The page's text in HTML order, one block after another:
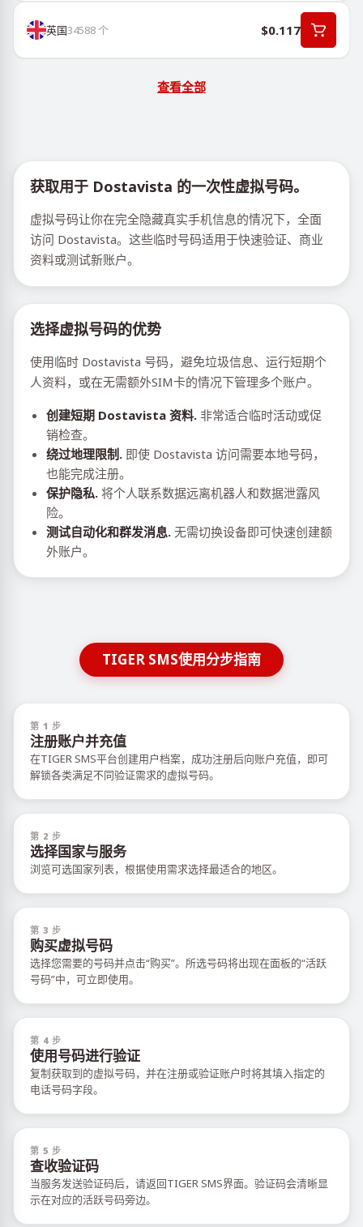
英国34588个 $0.117
查看全部
获取用于 Dostavista 的一次性虚拟号码。
虚拟号码让你在完全隐藏真实手机信息的情况下，全面
访问 Dostavista。这些临时号码适用于快速验证、商业
资料或测试新账户。
选择虚拟号码的优势
使用临时 Dostavista 号码，避免垃圾信息、运行短期个
人资料，或在无需额外SIM卡的情况下管理多个账户。
创建短期 Dostavista 资料. 非常适合临时活动或促
销检查。
绕过地理限制. 即使 Dostavista 访问需要本地号码，
也能完成注册。
保护隐私. 将个人联系数据远离机器人和数据泄露风
险。
测试自动化和群发消息. 无需切换设备即可快速创建额
外账户。
TIGER SMS使用分步指南
第 1 步
注册账户并充值
在TIGER SMS平台创建用户档案，成功注册后向账户充值，即可
解锁各类满足不同验证需求的虚拟号码。
第 2 步
选择国家与服务
浏览可选国家列表，根据使用需求选择最适合的地区。
第 3 步
购买虚拟号码
选择您需要的号码并点击“购买”。所选号码将出现在面板的“活跃
号码”中，可立即使用。
第 4 步
使用号码进行验证
复制获取到的虚拟号码，并在注册或验证账户时将其填入指定的
电话号码字段。
第 5 步
查收验证码
当服务发送验证码后，请返回TIGER SMS界面。验证码会清晰显
示在对应的活跃号码旁边。